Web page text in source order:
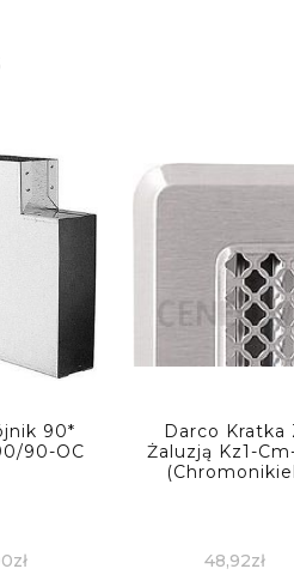
90*
90-OC
zł
Darco Kratka
Żaluzją Kz1-
48,92zł